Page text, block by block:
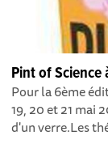
Pint of Science
Pour la 6ème
19, 20 et 21 mai
d'un verre.Les